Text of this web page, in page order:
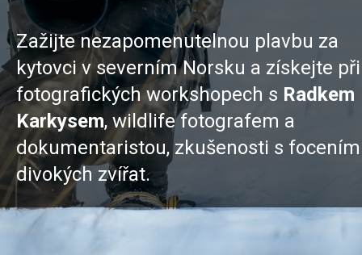
Zažijte nezapomenutelnou plavbu za
kytovci v severním Norsku a získejte při
fotografických workshopech s Radkem
Karkysem, wildlife fotografem a
dokumentaristou,zkušenosti s focením
divokých zvířat.